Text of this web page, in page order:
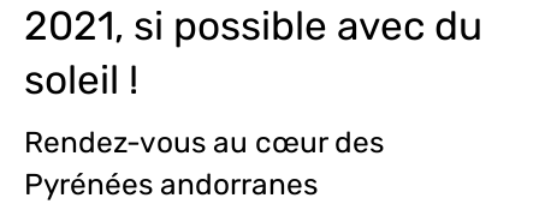
2021, si possible avec du
soleil !
Rendez-vous au cœur des
Pyrénées andorranes